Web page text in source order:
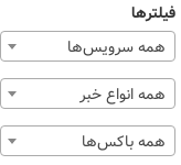
فیلترها
همه سرویس‌ها
همه انواع خبر
همه باکس‌ها